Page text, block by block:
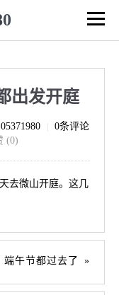
出发开庭
0条评论
(0)
去微山开庭。这几
端午节都过去了